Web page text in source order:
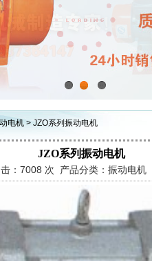
电机 > JZO系列振动电机
JZO系列振动电机
： 7008 次 产品分类：振动电